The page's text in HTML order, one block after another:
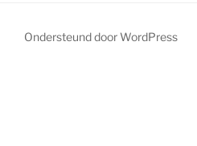
Ondersteund door WordPress